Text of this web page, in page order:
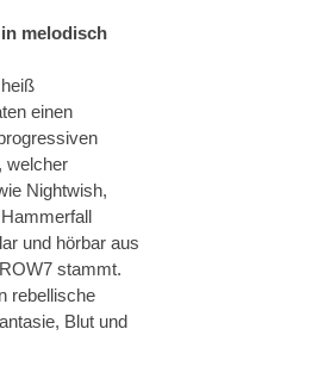
melodisch
einen
welcher
Nightwish,
und hörbar aus
stammt.
rebellische
Blut und